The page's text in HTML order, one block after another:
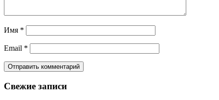
Имя *
Email *
Свежие записи